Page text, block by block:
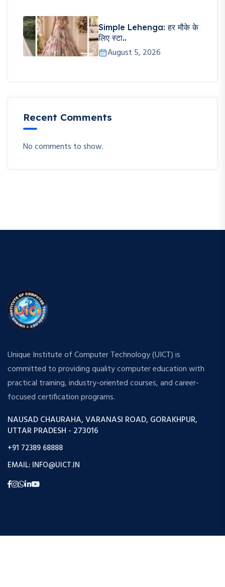
Simple Lehenga: हर मौके के
लिए स्टा..
August 5, 2026
Recent Comments
No comments to show.
Unique Institute of Computer Technology (UICT) is
committed to providing quality computer education with
practical training, industry-oriented courses, and career-
focused certification programs.
NAUSAD CHAURAHA, VARANASI ROAD, GORAKHPUR,
UTTAR PRADESH - 273016
+91 72389 68888
EMAIL: INFO@UICT.IN